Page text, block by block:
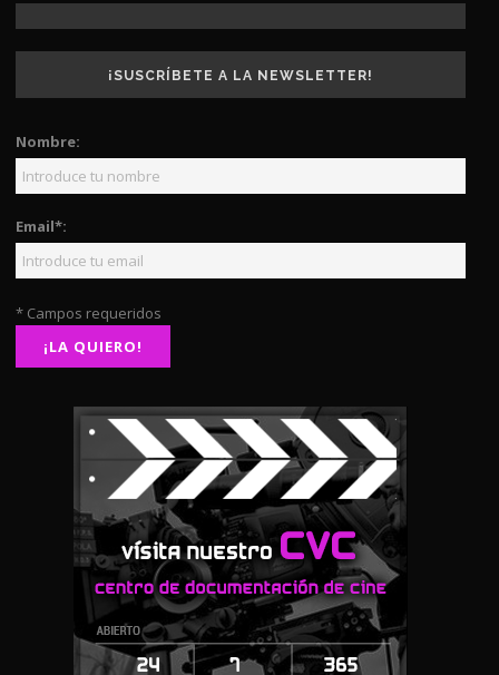
¡SUSCRÍBETE A LA NEWSLETTER!
Nombre:
Email*:
* Campos requeridos